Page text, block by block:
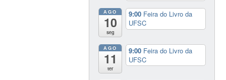
AGO
10
seg
9:00 Feira do Livro da
UFSC
AGO
11
ter
9:00 Feira do Livro da
UFSC